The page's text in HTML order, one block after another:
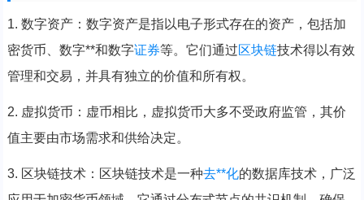
1. 数字资产：数字资产是指以电子形式存在的资产，包括加
密货币、数字**和数字证券等。它们通过区块链技术得以有效
管理和交易，并具有独立的价值和所有权。
2. 虚拟货币：虚币相比，虚拟货币大多不受政府监管，其价
值主要由市场需求和供给决定。
3. 区块链技术：区块链技术是一种去**化的数据库技术，广泛